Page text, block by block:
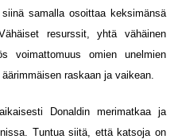
samalla osoittaa keksimänsä
resurssit, yhtä vähäinen
voimattomuus omien unelmien
raskaan ja vaikean.
Donaldin merimatkaa ja
Tuntua siitä, että katsoja on